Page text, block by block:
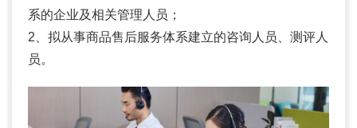
系的企业及相关管理人员；
2、拟从事商品售后服务体系建立的咨询人员、测评人
员。